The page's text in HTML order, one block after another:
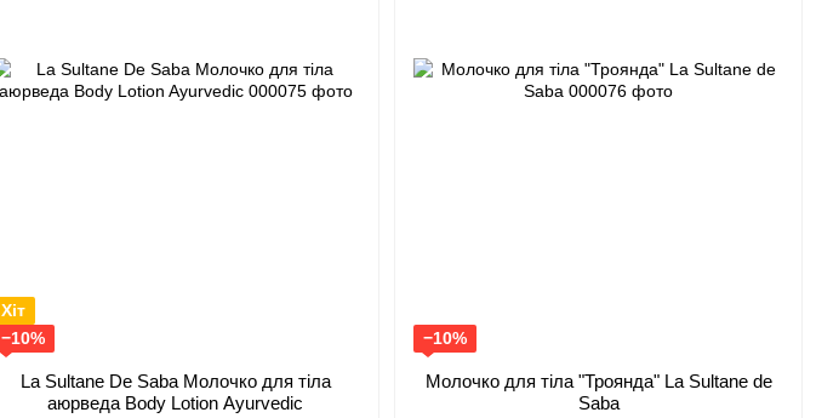
Хіт
−10%
La Sultanе De Saba Молочко для тіла
аюрведа Body Lotion Ayurvedic
−10%
Молочко для тіла "Троянда" La Sultane de
Saba